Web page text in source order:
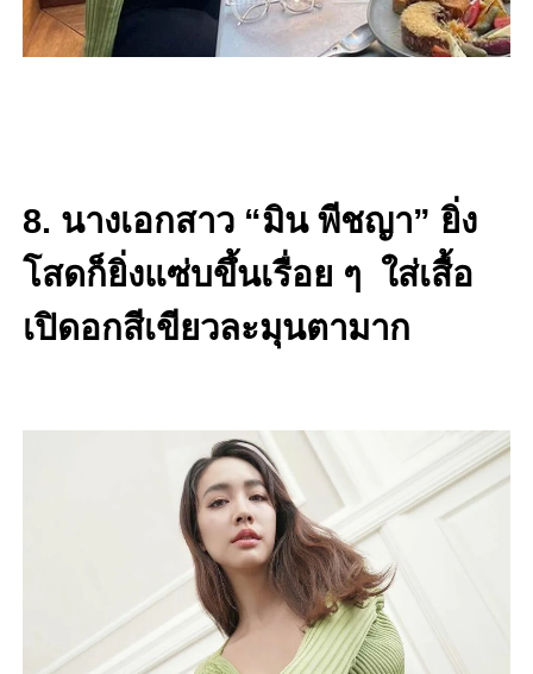
8. นางเอกสาว “มิน พีชญา” ยิ่ง
โสดก็ยิ่งแซ่บขึ้นเรื่อย ๆ ใส่เสื้อ
เปิดอกสีเขียวละมุนตามาก